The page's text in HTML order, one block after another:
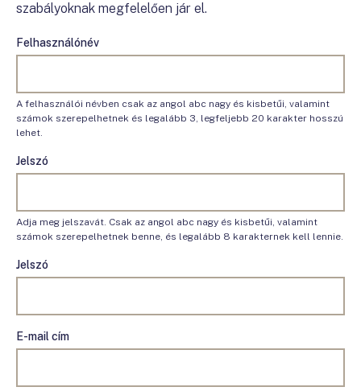
szabályoknak megfelelően jár el.
Felhasználónév
A felhasználói névben csak az angol abc nagy és kisbetűi, valamint
számok szerepelhetnek és legalább 3, legfeljebb 20 karakter hosszú
lehet.
Jelszó
Adja meg jelszavát. Csak az angol abc nagy és kisbetűi, valamint
számok szerepelhetnek benne, és legalább 8 karakternek kell lennie.
Jelszó
E-mail cím